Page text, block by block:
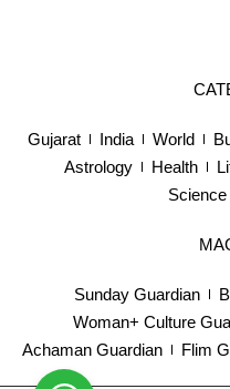
Gujarat India World
Astrology
Health
Science
Sunday Guardian
Woman+ Culture
Achaman Guardian
Flim